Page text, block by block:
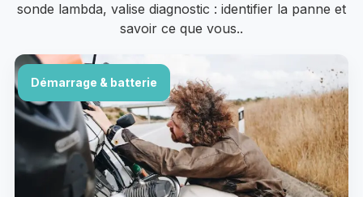
sonde lambda, valise diagnostic : identifier la panne et
savoir ce que vous..
Démarrage & batterie